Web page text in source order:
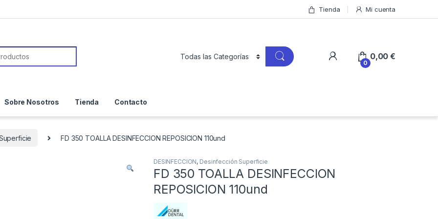
Tienda Mi cuenta
0
0,00€
Sobre Nosotros Tienda Contacto
FD 350 TOALLA DESINFECCION REPOSICION 110und
DESINFECCION, Desinfección Superficie
FD 350 TOALLA DESINFECCION
REPOSICION 110und